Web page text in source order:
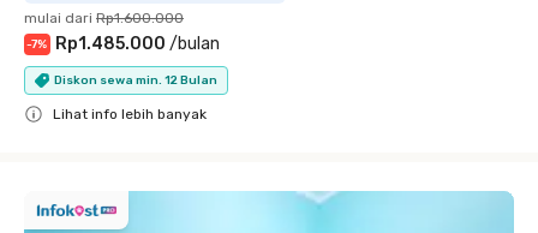
mulai dari Rp1.600.000
-7% Rp1.485.000 /bulan
Diskon sewa min. 12 Bulan
Lihat info lebih banyak